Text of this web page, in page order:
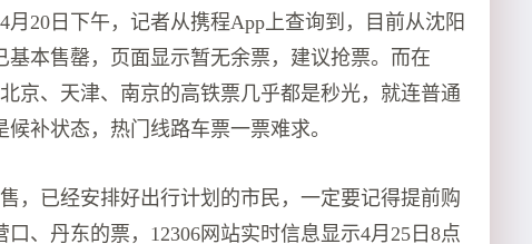
月20日下午，记者从携程App上查询到，目前从沈阳
本售罄，页面显示暂无余票，建议抢票。而在
京、天津、南京的高铁票几乎都是秒光，就连普通
补状态，热门线路车票一票难求。
，已经安排好出行计划的市民，一定要记得提前购
、丹东的票，12306网站实时信息显示4月25日8点